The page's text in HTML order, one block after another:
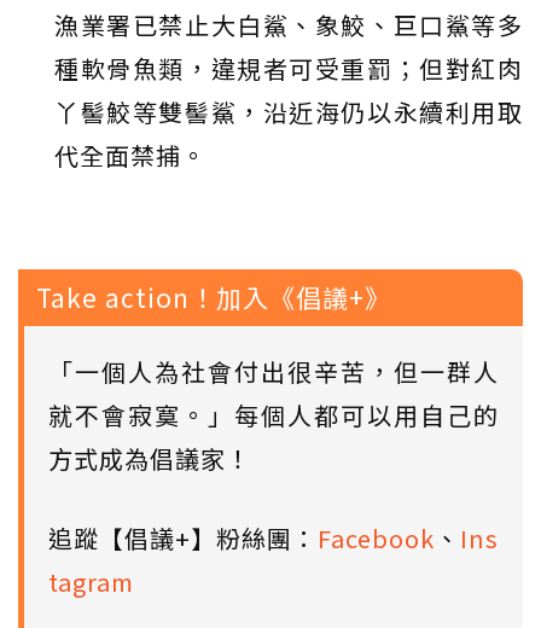
漁業署已禁止大白鯊、象鮫、巨口鯊等多
種軟骨魚類，違規者可受重罰；但對紅肉
丫髻鮫等雙髻鯊，沿近海仍以永續利用取
代全面禁捕。
Take action！加入《倡議+》
「一個人為社會付出很辛苦，但一群人
就不會寂寞。」每個人都可以用自己的
方式成為倡議家！
追蹤【倡議+】粉絲團： Facebook 、 Ins
tagram